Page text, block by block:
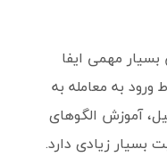
مهمی ایفا
ورود به معامله به
آموزش الگوهای
بسیار زیادی دارد.